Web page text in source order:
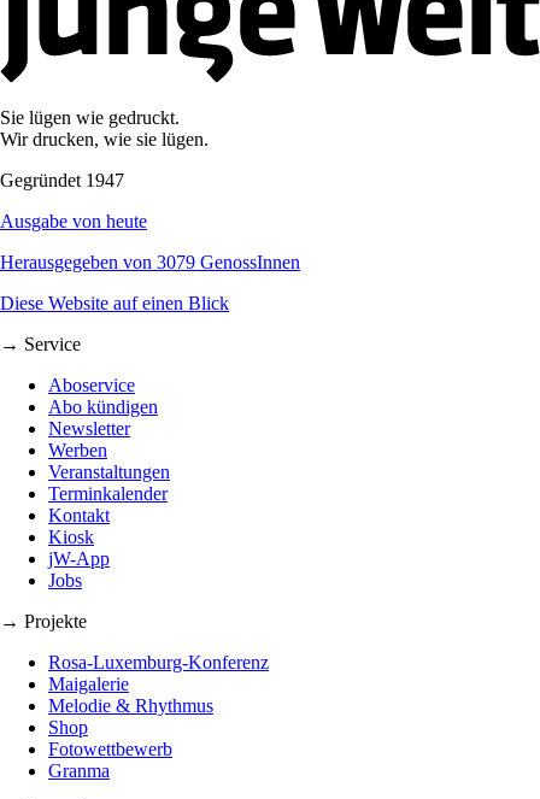
Sie lügen wie gedruckt.
Wir drucken, wie sie lügen.
Gegründet 1947
Ausgabe von heute
Herausgegeben von 3079 GenossInnen
Diese Website auf einen Blick
→ Service
Aboservice
Abo kündigen
Newsletter
Werben
Veranstaltungen
Terminkalender
Kontakt
Kiosk
jW-App
Jobs
→ Projekte
Rosa-Luxemburg-Konferenz
Maigalerie
Melodie & Rhythmus
Shop
Fotowettbewerb
Granma